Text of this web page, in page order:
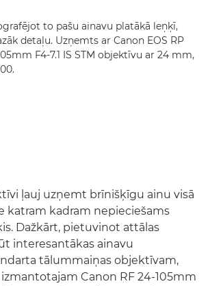
to pašu ainavu platākā leņķī,
detaļu. Uzņemts ar Canon EOS RP
F4-7.1 IS STM objektīvu ar 24 mm,
ļauj uzņemt brīnišķīgu ainu visā
katram kadram nepieciešams
Dažkārt, pietuvinot attālas
interesantākas ainavu
tālummaiņas objektīvam,
Canon RF 24-105mm